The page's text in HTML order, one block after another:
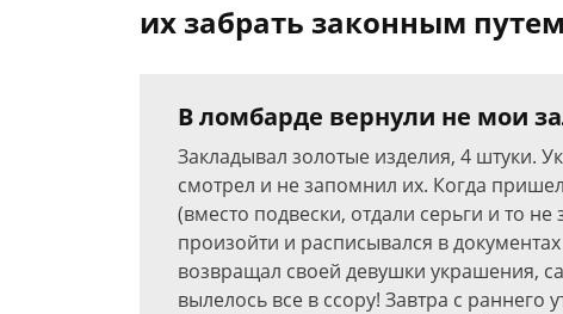
их забрать законным
В ломбарде вернули не мои
Закладывал золотые изделия, 4 штуки.
смотрел и не запомнил их. Когда
(вместо подвески, отдали серьги и то
произойти и расписывался в
возвращал своей девушки украшения,
вылелось все в ссору! Завтра с